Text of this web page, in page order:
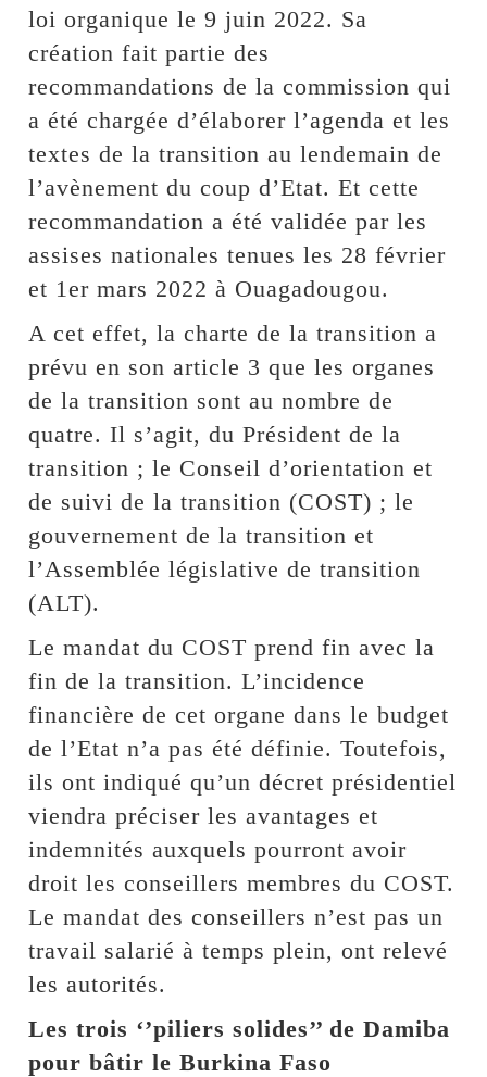
loi organique le 9 juin 2022. Sa
création fait partie des
recommandations de la commission qui
a été chargée d’élaborer l’agenda et les
textes de la transition au lendemain de
l’avènement du coup d’Etat. Et cette
recommandation a été validée par les
assises nationales tenues les 28 février
et 1er mars 2022 à Ouagadougou.
A cet effet, la charte de la transition a
prévu en son article 3 que les organes
de la transition sont au nombre de
quatre. Il s’agit, du Président de la
transition ; le Conseil d’orientation et
de suivi de la transition (COST) ; le
gouvernement de la transition et
l’Assemblée législative de transition
(ALT).
Le mandat du COST prend fin avec la
fin de la transition. L’incidence
financière de cet organe dans le budget
de l’Etat n’a pas été définie. Toutefois,
ils ont indiqué qu’un décret présidentiel
viendra préciser les avantages et
indemnités auxquels pourront avoir
droit les conseillers membres du COST.
Le mandat des conseillers n’est pas un
travail salarié à temps plein, ont relevé
les autorités.
Les trois ‘’piliers solides’’ de Damiba
pour bâtir le Burkina Faso